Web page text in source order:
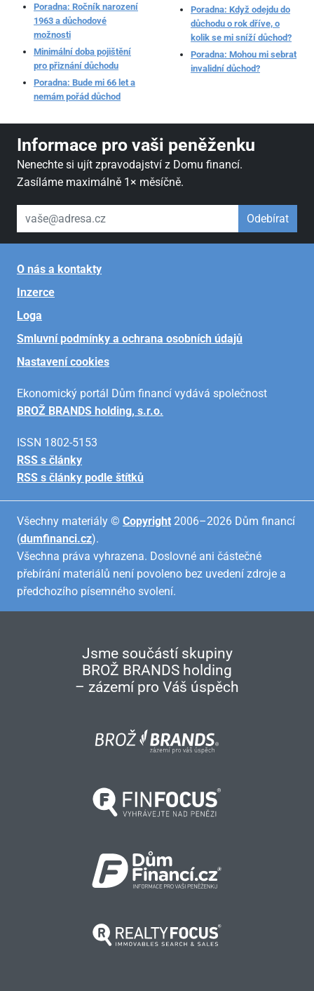
Poradna: Ročník narození
1963 a důchodové
možnosti
Minimální doba pojištění
pro přiznání důchodu
Poradna: Bude mi 66 let a
nemám pořád důchod
Poradna: Když odejdu do
důchodu o rok dříve, o
kolik se mi sníží důchod?
Poradna: Mohou mi sebrat
invalidní důchod?
Informace pro vaši peněženku
Nenechte si ujít zpravodajství z Domu financí.
Zasíláme maximálně 1× měsíčně.
váš email Odebírat
O nás a kontakty
Inzerce
Loga
Smluvní podmínky a ochrana osobních údajů
Nastavení cookies
Ekonomický portál Dům financí vydává společnost
BROŽ BRANDS holding, s.r.o.
ISSN 1802-5153
RSS s články
RSS s články podle štítků
Všechny materiály © Copyright 2006–2026 Dům financí
(dumfinanci.cz).
Všechna práva vyhrazena. Doslovné ani částečné
přebírání materiálů není povoleno bez uvedení zdroje a
předchozího písemného svolení.
Jsme součástí skupiny
BROŽ BRANDS holding
– zázemí pro Váš úspěch